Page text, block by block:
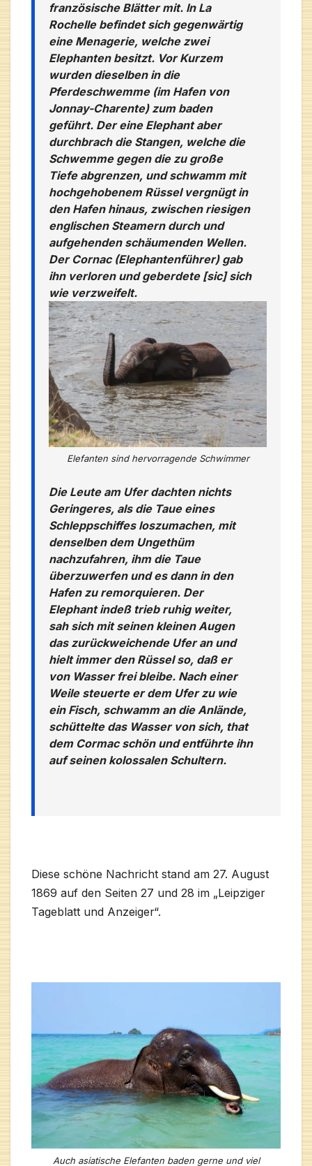
französische Blätter mit. In La
Rochelle befindet sich gegenwärtig
eine Menagerie, welche zwei
Elephanten besitzt. Vor Kurzem
wurden dieselben in die
Pferdeschwemme (im Hafen von
Jonnay-Charente) zum baden
geführt. Der eine Elephant aber
durchbrach die Stangen, welche die
Schwemme gegen die zu große
Tiefe abgrenzen, und schwamm mit
hochgehobenem Rüssel vergnügt in
den Hafen hinaus, zwischen riesigen
englischen Steamern durch und
aufgehenden schäumenden Wellen.
Der Cornac (Elephantenführer) gab
ihn verloren und geberdete [sic] sich
wie verzweifelt.
Elefanten sind hervorragende Schwimmer
Die Leute am Ufer dachten nichts
Geringeres, als die Taue eines
Schleppschiffes loszumachen, mit
denselben dem Ungethüm
nachzufahren, ihm die Taue
überzuwerfen und es dann in den
Hafen zu remorquieren. Der
Elephant indeß trieb ruhig weiter,
sah sich mit seinen kleinen Augen
das zurückweichende Ufer an und
hielt immer den Rüssel so, daß er
von Wasser frei bleibe. Nach einer
Weile steuerte er dem Ufer zu wie
ein Fisch, schwamm an die Anlände,
schüttelte das Wasser von sich, that
dem Cormac schön und entführte ihn
auf seinen kolossalen Schultern.
Diese schöne Nachricht stand am 27. August
1869 auf den Seiten 27 und 28 im „Leipziger
Tageblatt und Anzeiger“.
Auch asiatische Elefanten baden gerne und viel